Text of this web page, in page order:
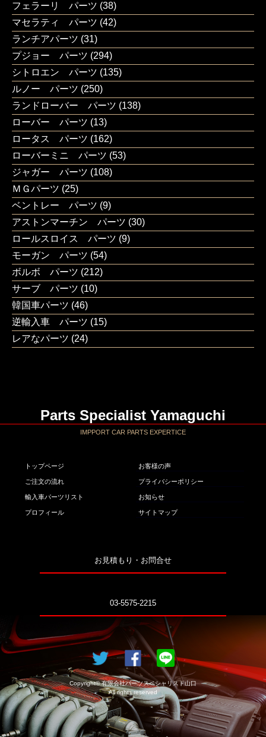
フェラーリ パーツ (38)
マセラティ パーツ (42)
ランチアパーツ (31)
プジョー パーツ (294)
シトロエン パーツ (135)
ルノー パーツ (250)
ランドローバー パーツ (138)
ローバー パーツ (13)
ロータス パーツ (162)
ローバーミニ パーツ (53)
ジャガー パーツ (108)
ＭＧパーツ (25)
ベントレー パーツ (9)
アストンマーチン パーツ (30)
ロールスロイス パーツ (9)
モーガン パーツ (54)
ボルボ パーツ (212)
サーブ パーツ (10)
韓国車パーツ (46)
逆輸入車 パーツ (15)
レアなパーツ (24)
Parts Specialist Yamaguchi
IMPPORT CAR PARTS EXPERTICE
トップページ
ご注文の流れ
輸入車パーツリスト
プロフィール
お客様の声
プライバシーポリシー
お知らせ
サイトマップ
お見積もり・お問合せ
03-5575-2215
Copyright© 有限会社パーツスペシャリスト山口
All rights reserved